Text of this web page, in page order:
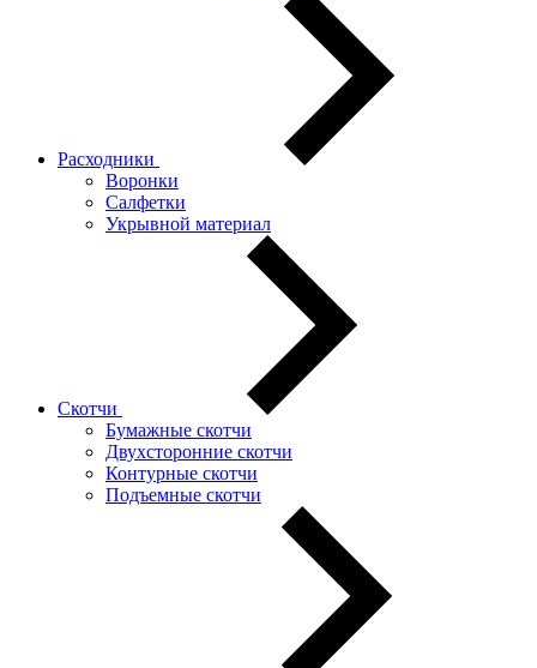
Расходники
Воронки
Салфетки
Укрывной материал
Скотчи
Бумажные скотчи
Двухсторонние скотчи
Контурные скотчи
Подъемные скотчи